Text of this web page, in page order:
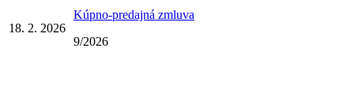
18. 2. 2026
Kúpno-predajná zmluva
9/2026